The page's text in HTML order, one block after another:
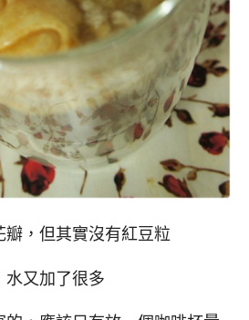
，但其實沒有紅豆粒
水又加了很多